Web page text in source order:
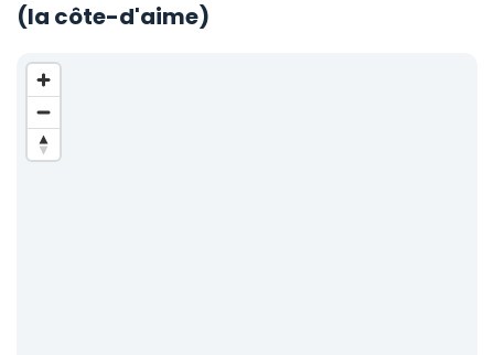
(la côte-d'aime)